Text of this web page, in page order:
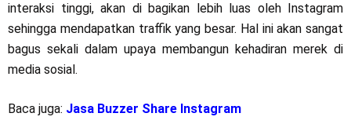
interaksi tinggi, akan di bagikan lebih luas oleh Instagram
sehingga mendapatkan traffik yang besar. Hal ini akan sangat
bagus sekali dalam upaya membangun kehadiran merek di
media sosial.
Baca juga: Jasa Buzzer Share Instagram